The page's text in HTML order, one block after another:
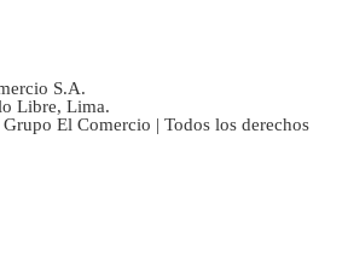
S.A.
Libre, Lima.
El Comercio | Todos los derechos